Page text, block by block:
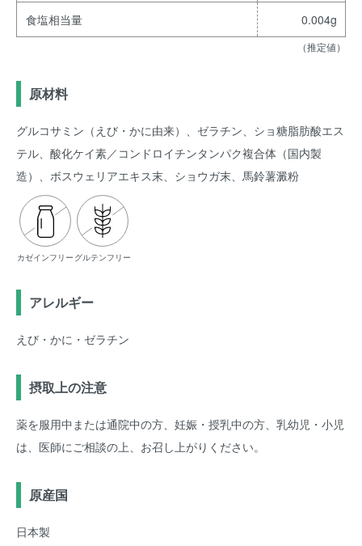
食塩相当量 0.004g
（推定値）
原材料
グルコサミン（えび・かに由来）、ゼラチン、ショ糖脂肪酸エス
テル、酸化ケイ素／コンドロイチンタンパク複合体（国内製
造）、ボスウェリアエキス末、ショウガ末、馬鈴薯澱粉
カゼインフリー グルテンフリー
アレルギー
えび・かに・ゼラチン
摂取上の注意
薬を服用中または通院中の方、妊娠・授乳中の方、乳幼児・小児
は、医師にご相談の上、お召し上がりください。
原産国
日本製